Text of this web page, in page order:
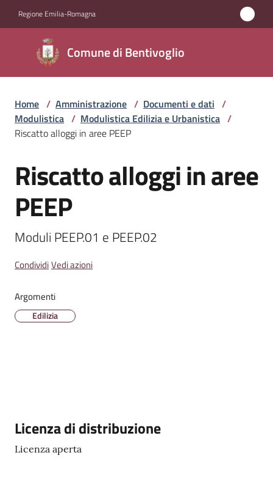
Regione Emilia-Romagna
Comune di Bentivoglio
Comune di
Bentivoglio
Amministrazione
Menu selezionato
Servizi
Vivere
Amministrazione
Trasparente
r
t
Home / Amministrazione / Documenti e dati /
Modulistica / Modulistica Edilizia e Urbanistica /
Riscatto alloggi in aree PEEP
Salta al contenuto
Riscatto alloggi in aree
PEEP
Moduli PEEP.01 e PEEP.02
CondividiVedi azioni
Argomenti
Edilizia
Descrizione
Licenza di distribuzione
Licenza aperta